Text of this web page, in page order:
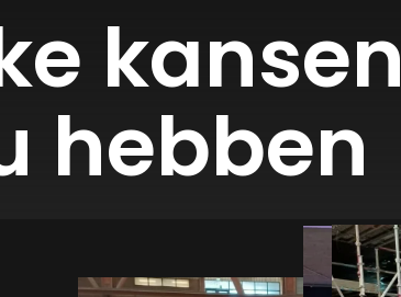
kansen
hebben